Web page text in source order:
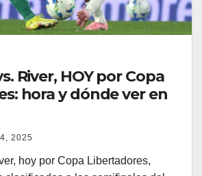
River, HOY por Copa
hora y dónde ver en
2025
hoy por Copa Libertadores,